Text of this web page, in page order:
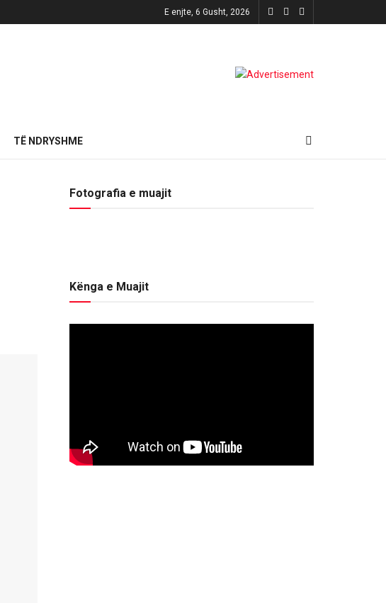
E enjte, 6 Gusht, 2026
TË NDRYSHME
Fotografia e muajit
Kënga e Muajit